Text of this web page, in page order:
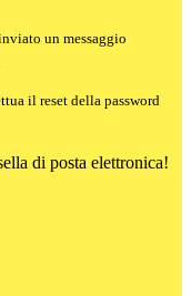
un messaggio
il reset della password
di posta elettronica!